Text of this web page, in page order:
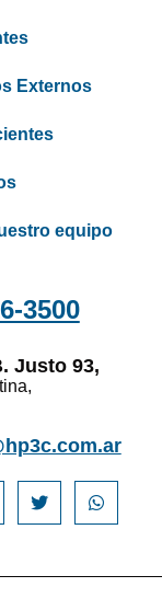
Externos
equipo
3500
Justo 93,